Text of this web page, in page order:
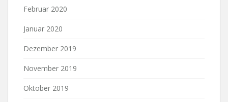
Februar 2020
Januar 2020
Dezember 2019
November 2019
Oktober 2019